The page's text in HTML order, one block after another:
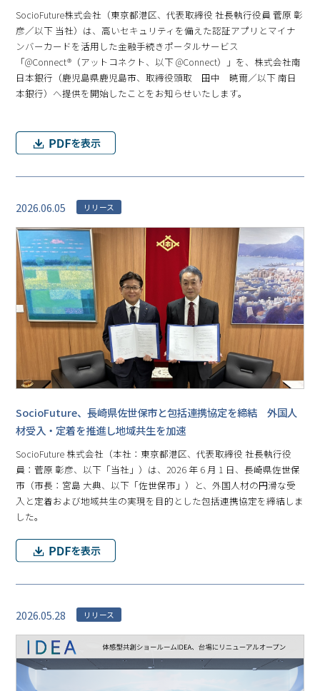
SocioFuture株式会社（東京都港区、代表取締役 社長執行役員 菅原 彰
彦／以下 当社）は、高いセキュリティを備えた認証アプリとマイナ
ンバーカードを活用した金融手続きポータルサービス
「@Connect®（アットコネクト、以下 @Connect）」を、株式会社南
日本銀行（鹿児島県鹿児島市、取締役頭取 田中 暁爾／以下 南日
本銀行）へ提供を開始したことをお知らせいたします。
2026.06.05 リリース
SocioFuture、長崎県佐世保市と包括連携協定を締結 外国人
材受入・定着を推進し地域共生を加速
SocioFuture 株式会社（本社：東京都港区、代表取締役 社長執行役
員：菅原 彰彦、以下「当社」）は、2026 年 6 月 1 日、長崎県佐世保
市（市長：宮島 大典、以下「佐世保市」）と、外国人材の円滑な受
入と定着および地域共生の実現を目的とした包括連携協定を締結しま
した。
2026.05.28 リリース